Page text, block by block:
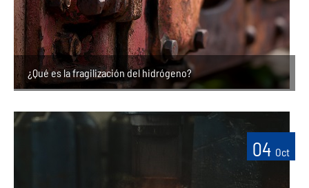
¿Qué es la fragilización del hidrógeno?
04 Oct